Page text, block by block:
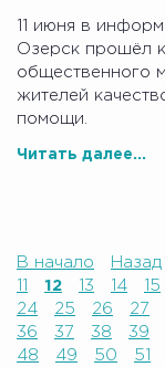
11 июня в
Озерск прошёл
общественного
жителей
помощи.
Читать далее...
В начало Назад
11
12 13 14 15
24
25 26 27
36
37 38 39
48
49 50 51